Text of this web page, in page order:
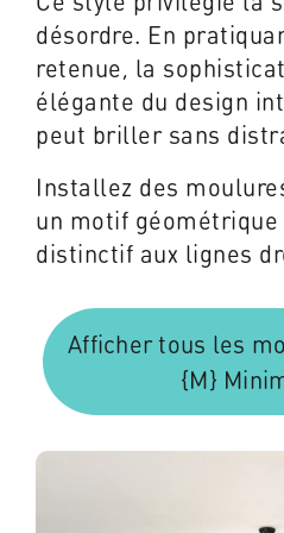
désordre. En
retenue, la
élégante du design
peut briller sans
Installez des
un motif
distinctif aux lignes
Afficher tous les
{M}